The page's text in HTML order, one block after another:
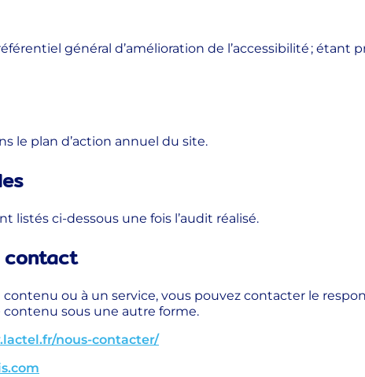
général d’amélioration de l’accessibilité ; étant
le plan d’action annuel du site.
listés ci-dessous une fois l’audit réalisé.
contact
contenu ou à un service, vous pouvez contacter le
sous une autre forme.
nous-contacter/